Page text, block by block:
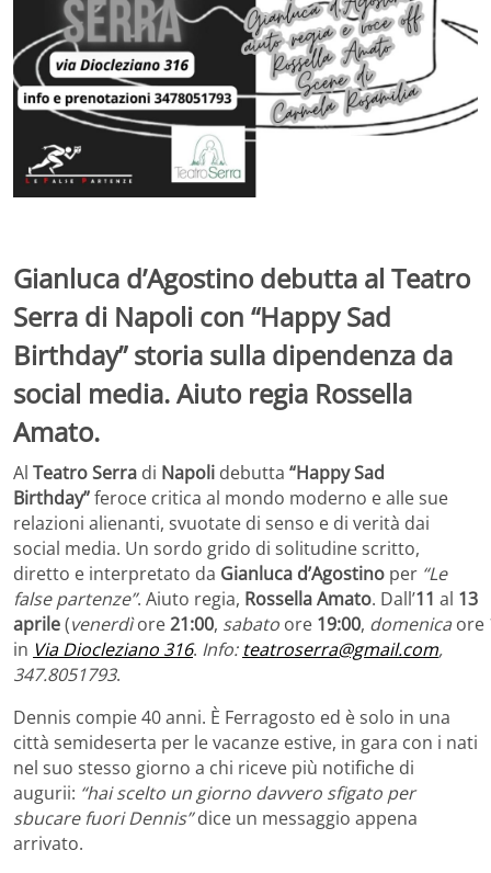
Gianluca d’Agostino debutta al Teatro
Serra di Napoli con “Happy Sad
Birthday” storia sulla dipendenza da
social media. Aiuto regia Rossella
Amato.
Al Teatro Serra di Napoli debutta “Happy Sad
Birthday”feroce critica al mondo moderno e alle sue
relazioni alienanti, svuotate di senso e di verità dai
social media. Un sordo grido di solitudine scritto,
diretto e interpretato da Gianluca d’Agostino per “Le
false partenze”. Aiuto regia, Rossella Amato. Dall’11 al 13
aprile(venerdìore21:00, sabato ore 19:00, domenica ore
in Via Diocleziano 316. Info: teatroserra@gmail.com,
347.8051793.
Dennis compie 40 anni. È Ferragosto ed è solo in una
città semideserta per le vacanze estive, in gara con i nati
nel suo stesso giorno a chi riceve più notifiche di
augurii: “hai scelto un giorno davvero sfigato per
sbucare fuori Dennis”dice un messaggio appena
arrivato.